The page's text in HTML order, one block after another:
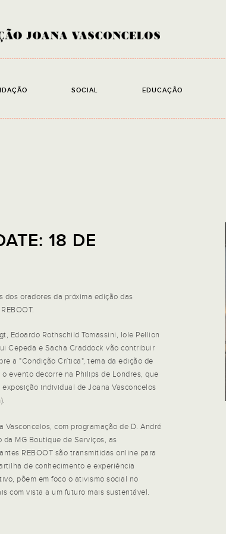
SOCIAL EDUCAÇÃO
18 DE
dos oradores da próxima edição das
Edoardo Rothschild Tomassini, Iole Pellion
Cepeda e Sacha Craddock vão contribuir
a "Condição Crítica", tema da edição de
evento decorre na Philips de Londres, que
individual de Joana Vasconcelos
Vasconcelos, com programação de D. André
MG Boutique de Serviços, as
REBOOT são transmitidas online para
de conhecimento e experiência
põem em foco o ativismo social no
com vista a um futuro mais sustentável.